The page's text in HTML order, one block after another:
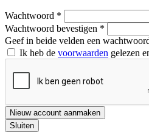
Wachtwoord *
Wachtwoord bevestigen *
Geef in beide velden een
Ik heb de voorwaarden gelezen
Nieuw account aanmaken
Sluiten